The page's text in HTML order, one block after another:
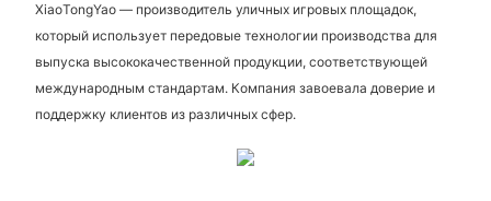
XiaoTongYao — производитель уличных игровых площадок,
который использует передовые технологии производства для
выпуска высококачественной продукции, соответствующей
международным стандартам. Компания завоевала доверие и
поддержку клиентов из различных сфер.